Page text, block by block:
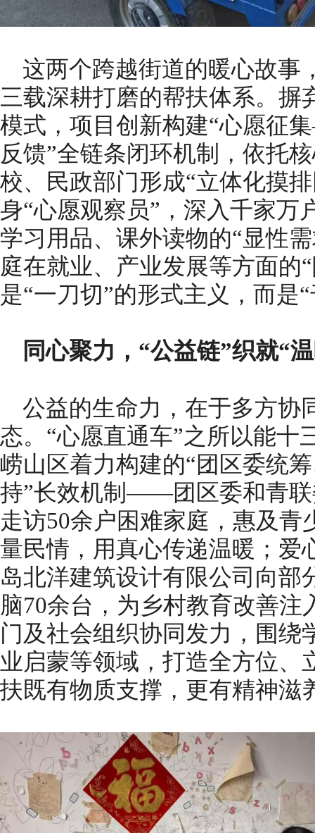
这两个跨越街道的暖心故事
三载深耕打磨的帮扶体系。摒
模式，项目创新构建“心愿
反馈”全链条闭环机制，依托
校、民政部门形成“立体化摸
身“心愿观察员”，深入千家万
学习用品、课外读物的“显性
庭在就业、产业发展等方面的
是“一刀切”的形式主义，而是
同心聚力，“公益链”织就“
公益的生命力，在于多方协
态。“心愿直通车”之所以能十
崂山区着力构建的“团区委统
持”长效机制——团区委和青联
走访50余户困难家庭，惠及青
量民情，用真心传递温暖；爱
岛北洋建筑设计有限公司向部
脑70余台，为乡村教育改善注
门及社会组织协同发力，围绕
业启蒙等领域，打造全方位、
扶既有物质支撑，更有精神滋